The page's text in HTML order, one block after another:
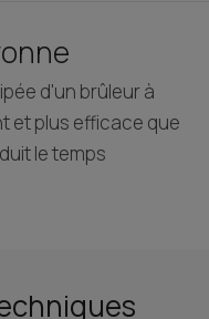
d'un brûleur à
et plus efficace que
le temps